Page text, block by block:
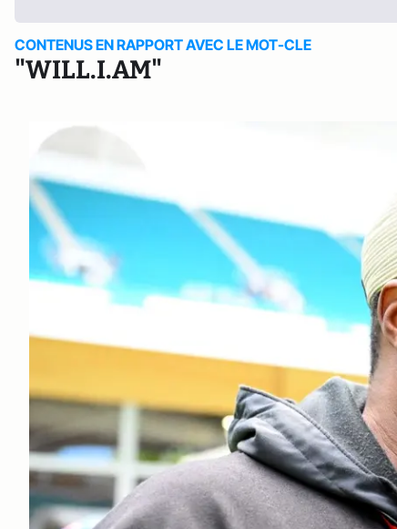
CONTENUS EN RAPPORT AVEC LE MOT-CLE
"WILL.I.AM"